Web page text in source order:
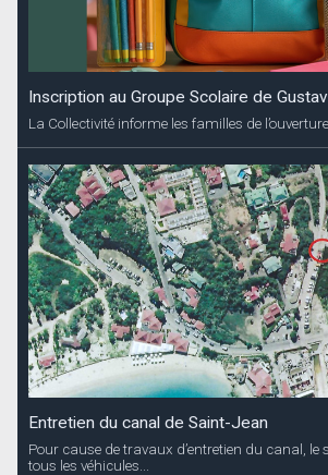
Inscription au Groupe Scolaire de
La Collectivité informe les familles de l’ouverture
Entretien du canal de Saint-Jean
Pour cause de travaux d’entretien du canal, le
tous les véhicules...